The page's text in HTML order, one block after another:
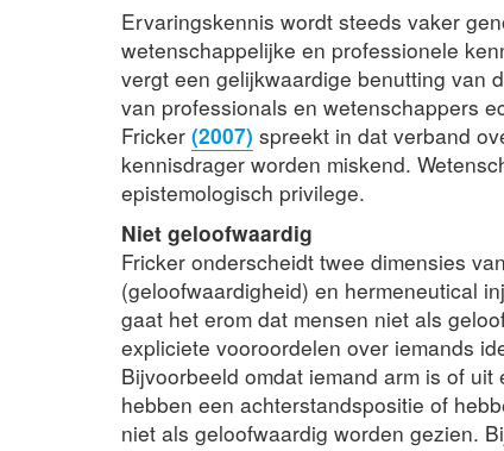
Ervaringskennis wordt steeds vaker
wetenschappelijke en professionele
vergt een gelijkwaardige benutting van
van professionals en wetenschappers
Fricker (2007) spreekt in dat verband
kennisdrager worden miskend.
epistemologisch privilege.
Niet geloofwaardig
Fricker onderscheidt twee dimensies
(geloofwaardigheid) en hermeneutical
gaat het erom dat mensen niet als
expliciete vooroordelen over iemands
Bijvoorbeeld omdat iemand arm is of
hebben een achterstandspositie of
niet als geloofwaardig worden gezien.